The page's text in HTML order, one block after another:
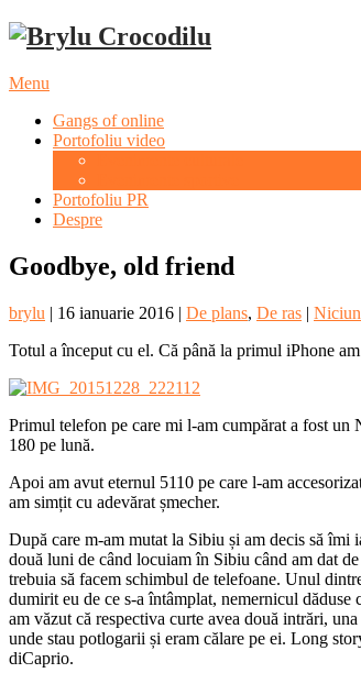
Menu
Gangs of online
Portofoliu video
Portofoliu PR
Despre
Goodbye, old friend
brylu | 16 ianuarie 2016 | De plans, De ras |
Totul a început cu el. Că până la primul iPhone
Primul telefon pe care mi l-am cumpărat a fost
180 pe lună.
Apoi am avut eternul 5110 pe care l-am
am simțit cu adevărat șmecher.
După care m-am mutat la Sibiu și am decis să îmi
două luni de când locuiam în Sibiu când am dat
trebuia să facem schimbul de telefoane. Unul
dumirit eu de ce s-a întâmplat, nemernicul
am văzut că respectiva curte avea două intrări,
unde stau potlogarii și eram călare pe ei. Long
diCaprio.